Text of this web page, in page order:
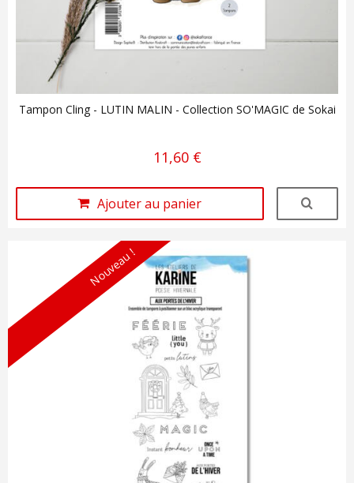
Tampon Cling - LUTIN MALIN - Collection SO'MAGIC de Sokai
11,60 €
Ajouter au panier
Nouveau !